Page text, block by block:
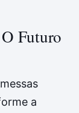
Futuro
a